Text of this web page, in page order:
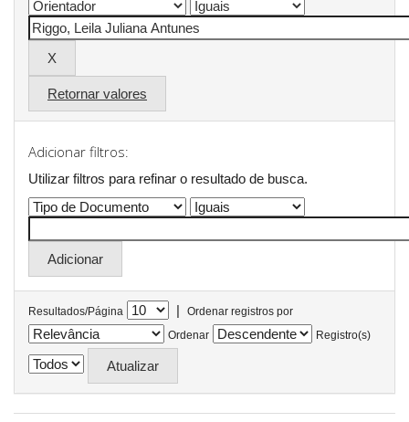
Retornar valores
Adicionar filtros:
Utilizar filtros para refinar o resultado de busca.
Resultados/Página |
Ordenar registros por
Ordenar
Registro(s)